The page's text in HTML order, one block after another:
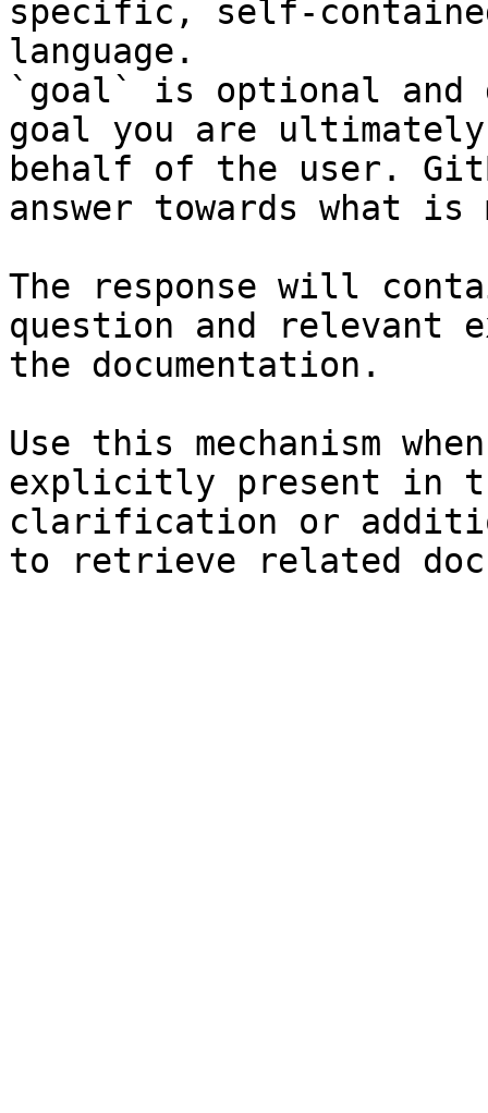
specific, self-
language.
`goal` is optional and
goal you are
behalf of the user.
answer towards what
The response will
question and relevant
the documentation.
Use this mechanism
explicitly present in
clarification or